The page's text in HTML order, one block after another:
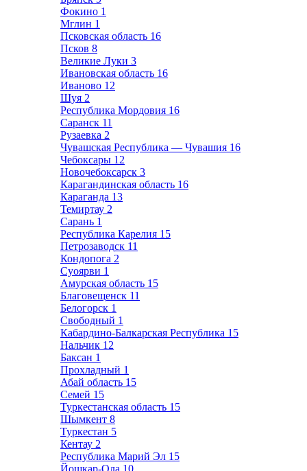
Фокино 1
Мглин 1
Псковская область 16
Псков 8
Великие Луки 3
Ивановская область 16
Иваново 12
Шуя 2
Республика Мордовия 16
Саранск 11
Рузаевка 2
Чувашская Республика — Чувашия 16
Чебоксары 12
Новочебоксарск 3
Карагандинская область 16
Караганда 13
Темиртау 2
Сарань 1
Республика Карелия 15
Петрозаводск 11
Кондопога 2
Суоярви 1
Амурская область 15
Благовещенск 11
Белогорск 1
Свободный 1
Кабардино-Балкарская Республика 15
Нальчик 12
Баксан 1
Прохладный 1
Абай область 15
Семей 15
Туркестанская область 15
Шымкент 8
Туркестан 5
Кентау 2
Республика Марий Эл 15
Йошкар-Ола 10